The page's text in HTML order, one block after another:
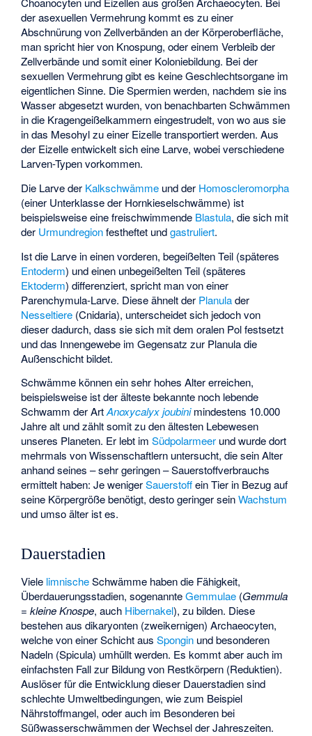
der asexuellen Vermehrung kommt es zu einer
Abschnürung von Zellverbänden an der Körperoberfläche,
man spricht hier von Knospung, oder einem Verbleib der
Zellverbände und somit einer Koloniebildung. Bei der
sexuellen Vermehrung gibt es keine Geschlechtsorgane im
eigentlichen Sinne. Die Spermien werden, nachdem sie ins
Wasser abgesetzt wurden, von benachbarten Schwämmen
in die Kragengeißelkammern eingestrudelt, von wo aus sie
in das Mesohyl zu einer Eizelle transportiert werden. Aus
der Eizelle entwickelt sich eine Larve, wobei verschiedene
Larven-Typen vorkommen.
Die Larve der Kalkschwämme und der Homoscleromorpha
(einer Unterklasse der Hornkieselschwämme) ist
beispielsweise eine freischwimmende Blastula, die sich mit
der Urmundregionfestheftet undgastruliert.
Ist die Larve in einen vorderen, begeißelten Teil (späteres
Entoderm) und einen unbegeißelten Teil (späteres
Ektoderm) differenziert, spricht man von einer
Parenchymula-Larve. Diese ähnelt der Planulader
Nesseltiere (Cnidaria), unterscheidet sich jedoch von
dieser dadurch, dass sie sich mit dem oralen Pol festsetzt
und das Innengewebe im Gegensatz zur Planula die
Außenschicht bildet.
Schwämme können ein sehr hohes Alter erreichen,
beispielsweise ist der älteste bekannte noch lebende
Schwamm der ArtAnoxycalyx joubinimindestens 10.000
Jahre alt und zählt somit zu den ältesten Lebewesen
unseres Planeten. Er lebt imSüdpolarmeer und wurde dort
mehrmals von Wissenschaftlern untersucht, die sein Alter
anhand seines – sehr geringen – Sauerstoffverbrauchs
ermittelt haben: Je wenigerSauerstoffein Tier in Bezug auf
seine Körpergröße benötigt, desto geringer seinWachstum
und umso älter ist es.
Dauerstadien
Viele limnischeSchwämme haben die Fähigkeit,
Überdauerungsstadien, sogenannteGemmulae (Gemmula
=kleine Knospe, auch Hibernakel), zu bilden. Diese
bestehen aus dikaryonten (zweikernigen) Archaeocyten,
welche von einer Schicht ausSpongin und besonderen
Nadeln (Spicula) umhüllt werden. Es kommt aber auch im
einfachsten Fall zur Bildung von Restkörpern (Reduktien).
Auslöser für die Entwicklung dieser Dauerstadien sind
schlechte Umweltbedingungen, wie zum Beispiel
Nährstoffmangel, oder auch im Besonderen bei
Süßwasserschwämmen der Wechsel der Jahreszeiten.